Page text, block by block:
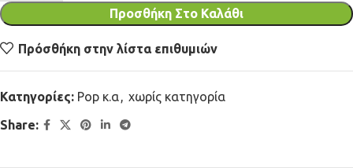
Προσθήκη Στο Καλάθι
Πρόσθήκη στην λίστα επιθυμιών
Κατηγορίες: Pop κ.α, χωρίς κατηγορία
Share: